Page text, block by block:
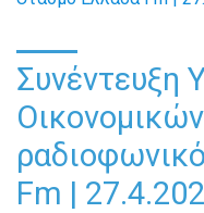
Συνέντευξη
Fm |